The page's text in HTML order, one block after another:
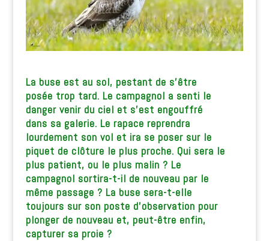
La buse est au sol, pestant de s’être
posée trop tard. Le campagnol a senti le
danger venir du ciel et s’est engouffré
dans sa galerie. Le rapace reprendra
lourdement son vol et ira se poser sur le
piquet de clôture le plus proche. Qui sera le
plus patient, ou le plus malin ? Le
campagnol sortira-t-il de nouveau par le
même passage ? La buse sera-t-elle
toujours sur son poste d’observation pour
plonger de nouveau et, peut-être enfin,
capturer sa proie ?